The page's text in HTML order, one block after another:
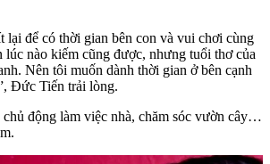
lại để có thời gian bên con và vui chơi cùng
lúc nào kiếm cũng được, nhưng tuổi thơ của
Nên tôi muốn dành thời gian ở bên cạnh
Đức Tiến trải lòng.
chủ động làm việc nhà, chăm sóc vườn cây…